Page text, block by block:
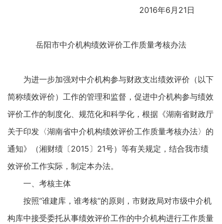
2016年6月21日
岳阳市中介机构绩效评价工作质量考核办法
为进一步加强对中介机构参与财政支出绩效评价（以下
简称绩效评价）工作的管理和监督，促进中介机构参与绩效
评价工作的制度化、规范化和科学化，根据《湖南省财政厅
关于印发〈湖南省中介机构绩效评价工作质量考核办法〉的
通知》（湘财绩〔2015〕21号）等有关规定，结合我市绩
效评价工作实际，制定本办法。
一、考核主体
按照“谁建库，谁考核”的原则，市财政局对市级中介机
构库中接受委托从事绩效评价工作的中介机构进行工作质量